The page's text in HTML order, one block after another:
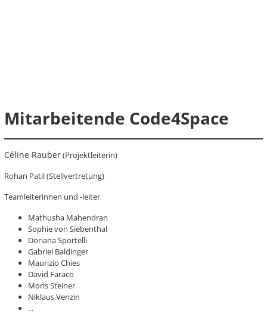
Mitarbeitende Code4Space
Céline Rauber(Projektleiterin)
Rohan Patil (Stellvertretung)
Teamleiterinnen und -leiter
Mathusha Mahendran
Sophie von Siebenthal
Doriana Sportelli
Gabriel Baldinger
Maurizio Chies
David Faraco
Moris Steiner
Niklaus Venzin
...